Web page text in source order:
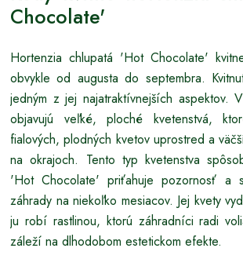
Chocolate'
Hortenzia chlupatá 'Hot Chocolate'
obvykle od augusta do septembra.
jedným z jej najatraktívnejších aspektov.
objavujú veľké, ploché kvetenstvá,
fialových, plodných kvetov uprostred a
na okrajoch. Tento typ kvetenstva
'Hot Chocolate' priťahuje pozornosť a
záhrady na niekoľko mesiacov. Jej kvety
ju robí rastlinou, ktorú záhradníci radi
záleží na dlhodobom estetickom efekte.